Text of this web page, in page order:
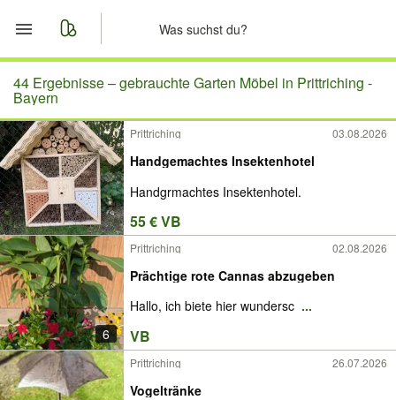
Start
Merkliste
Nachrichten
Anzeige aufgeben
44 Ergebnisse –gebrauchte Garten Möbel in Prittriching -
Bayern
Prittriching 03.08.2026
Handgemachtes Insektenhotel
Handgrmachtes Insektenhotel.
55 € VB
6
Prittriching 02.08.2026
Prächtige rote Cannas abzugeben
Hallo, ich biete hier wundersc ...
VB
Prittriching 26.07.2026
Vogeltränke